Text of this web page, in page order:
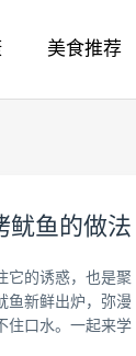
美食推荐
鱿鱼的做法
它的诱惑，也是聚
鱼新鲜出炉，弥漫
住口水。一起来学